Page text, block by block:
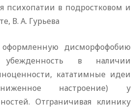
психопатии в подростковом и
В. А. Гурьева
оформленную дисморфофобию
убежденность в наличии
кататимные идеи
настроение) у
Отграничивая клинику